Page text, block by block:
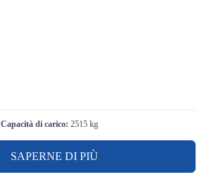
Capacità di carico: 2515 kg
SAPERNE DI PIÙ